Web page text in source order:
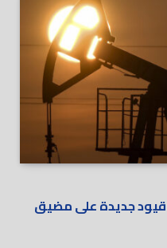
جديدة على مضيق